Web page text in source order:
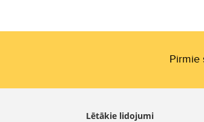
Pirmie
Lētākie lidojumi